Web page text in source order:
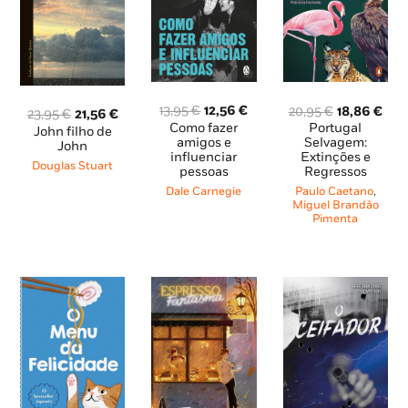
23,95€ O
preço
original
era:
21,56 €O
John filho de
John
Douglas Stuart
13,95€ O
preço
original
era:
13,95 €.
12,56€O
Como fazer
amigos e
influenciar
pessoas
Dale Carnegie
20,95€ O
preço
original
era:
20,95 €.
18,86 €O
Portugal
Selvagem:
Extinções e
Regressos
Paulo Caetano,
Miguel Brandão
Pimenta